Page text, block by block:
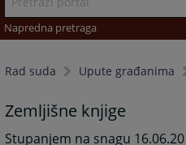
Napredna pretraga
Rad suda Upute građanima
Zemljišne knjige
Stupanjem na snagu